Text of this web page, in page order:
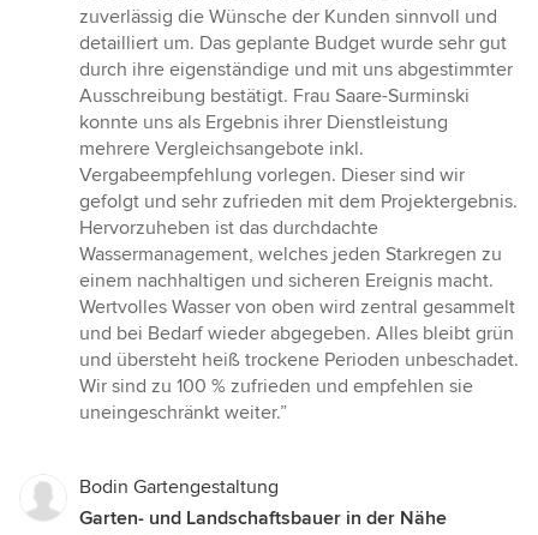
Sternen
zuverlässig die Wünsche der Kunden sinnvoll und
detailliert um. Das geplante Budget wurde sehr gut
durch ihre eigenständige und mit uns abgestimmter
Ausschreibung bestätigt. Frau Saare-Surminski
konnte uns als Ergebnis ihrer Dienstleistung
mehrere Vergleichsangebote inkl.
Vergabeempfehlung vorlegen. Dieser sind wir
gefolgt und sehr zufrieden mit dem Projektergebnis.
Hervorzuheben ist das durchdachte
Wassermanagement, welches jeden Starkregen zu
einem nachhaltigen und sicheren Ereignis macht.
Wertvolles Wasser von oben wird zentral gesammelt
und bei Bedarf wieder abgegeben. Alles bleibt grün
und übersteht heiß trockene Perioden unbeschadet.
Wir sind zu 100 % zufrieden und empfehlen sie
uneingeschränkt weiter.”
Bodin Gartengestaltung
Garten- und Landschaftsbauer in der Nähe